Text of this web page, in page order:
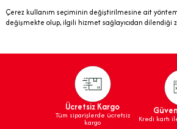
Çerez kullanım seçiminin değiştirilmesine ait
değişmekte olup, ilgili hizmet sağlayıcıdan
Ücretsiz Kargo
Tüm siparişlerde ücretsiz
kargo Kredi kartı